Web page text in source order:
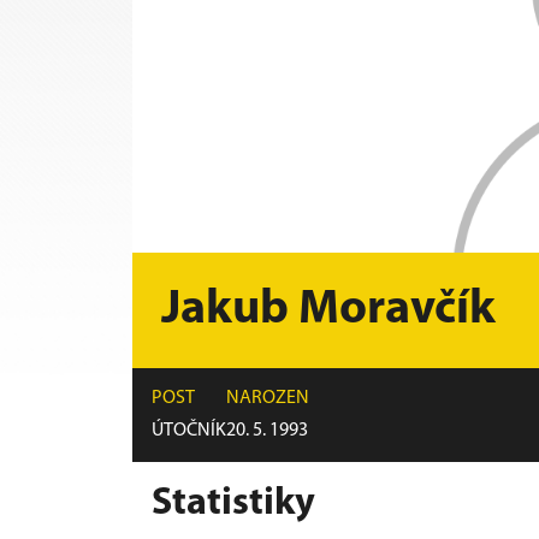
Jakub Moravčík
POST
ÚTOČNÍK
NAROZEN
20. 5. 1993
Statistiky